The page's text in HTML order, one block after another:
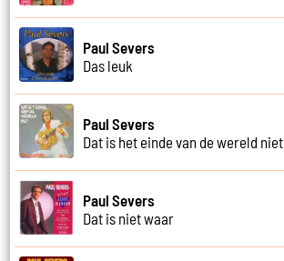
Paul Severs
Das leuk
Paul Severs
Dat is het einde van de wereld niet
Paul Severs
Dat is niet waar